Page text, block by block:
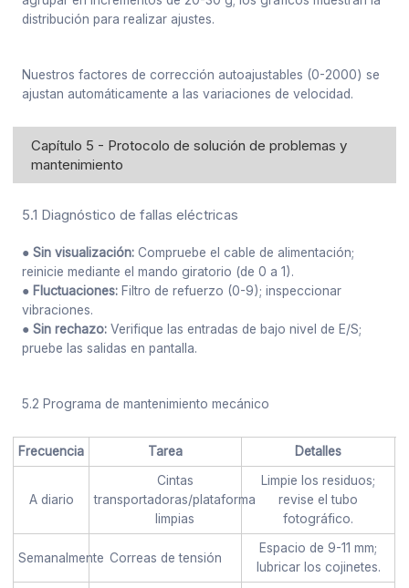
distribución para realizar ajustes.
Nuestros factores de corrección autoajustables (0-2000) se
ajustan automáticamente a las variaciones de velocidad.
Capítulo 5 - Protocolo de solución de problemas y
mantenimiento
5.1 Diagnóstico de fallas eléctricas
● Sin visualización:Compruebe el cable de alimentación;
reinicie mediante el mando giratorio (de 0 a 1).
● Fluctuaciones: Filtro de refuerzo (0-9); inspeccionar
vibraciones.
● Sin rechazo: Verifique las entradas de bajo nivel de E/S;
pruebe las salidas en pantalla.
5.2 Programa de mantenimiento mecánico
Frecuencia Tarea Detalles
A diario
Cintas
transportadoras/plataforma
limpias
Limpie los residuos;
revise el tubo
fotográfico.
Semanalmente Correas de tensión
Espacio de 9-11 mm;
lubricar los cojinetes.